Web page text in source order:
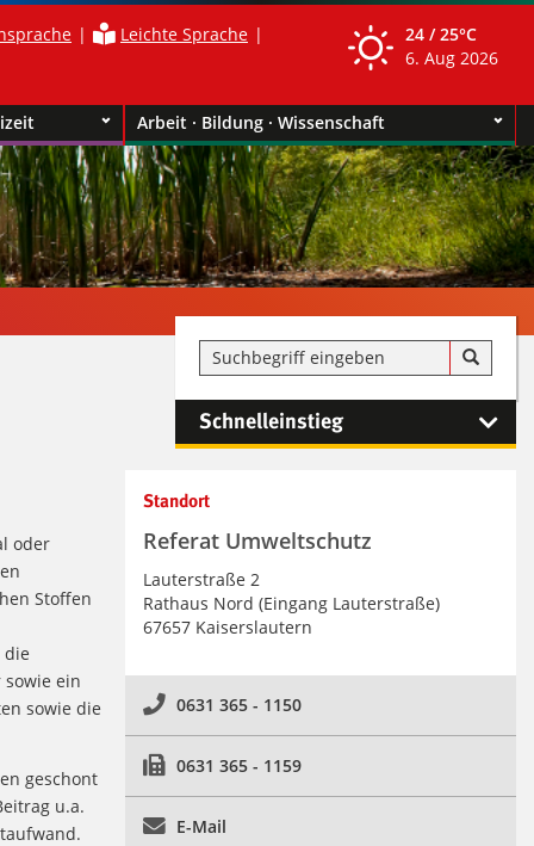
Leichte Sprache 24 / 25°C
6. Aug 2026
Arbeit · Bildung · Wissenschaft
Schnelleinstieg
oder
Stoffen
die
ein
sowie die
geschont
u.a.
Kontaktinformationen und
Weiterführendes
Standort
Referat Umweltschutz
Lauterstraße 2
Rathaus Nord (Eingang Lauterstraße)
67657 Kaiserslautern
0631 365 - 1150
0631 365 - 1159
E-Mail